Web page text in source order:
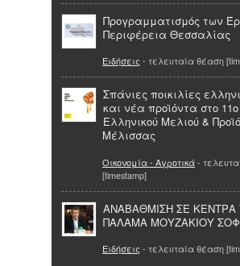
Προγραμματισμός των
Περιφέρεια Θεσσαλίας
Ειδήσεις - τελευταία θέαση
Σπάνιες ποικιλίες
και νέα προϊόντα στο
Ελληνικού Μελιού &
Μέλισσας
Οικονομία - Αγροτικά-
[timestamp]
ΑΝΑΒΑΘΜΙΣΗ ΣΕ ΚΕΝΤΡΑ
ΠΑΛΑΜΑ ΜΟΥΖΑΚΙΟΥ
Ειδήσεις - τελευταία θέαση